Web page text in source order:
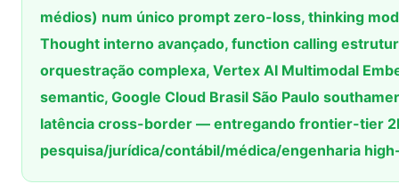
médios) num único prompt zero-loss, thinking
Thought interno avançado, function calling
orquestração complexa, Vertex AI Multimodal
semantic, Google Cloud Brasil São Paulo
latência cross-border — entregando frontier-tier
pesquisa/jurídica/contábil/médica/engenharia